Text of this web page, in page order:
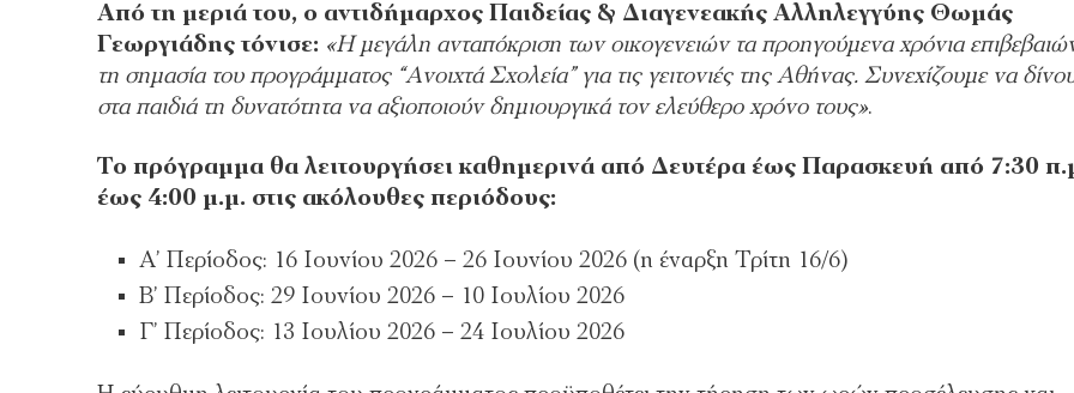
Από τη μεριά του, ο αντιδήμαρχος Παιδείας & Διαγενεακής Αλληλεγγύης Θωμάς
Γεωργιάδης τόνισε: «Η μεγάλη ανταπόκριση των οικογενειών τα προηγούμενα χρόνια
τη σημασία του προγράμματος “Ανοιχτά Σχολεία” για τις γειτονιές της Αθήνας. Συνεχίζουμε να
στα παιδιά τη δυνατότητα να αξιοποιούν δημιουργικά τον ελεύθερο χρόνο τους».
Το πρόγραμμα θα λειτουργήσει καθημερινά από Δευτέρα έως Παρασκευή από 7:30
έως 4:00 μ.μ. στις ακόλουθες περιόδους:
Α’ Περίοδος: 16 Ιουνίου 2026 – 26 Ιουνίου 2026 (η έναρξη Τρίτη 16/6)
Β’ Περίοδος: 29 Ιουνίου 2026 – 10 Ιουλίου 2026
Γ’ Περίοδος: 13 Ιουλίου 2026 – 24 Ιουλίου 2026